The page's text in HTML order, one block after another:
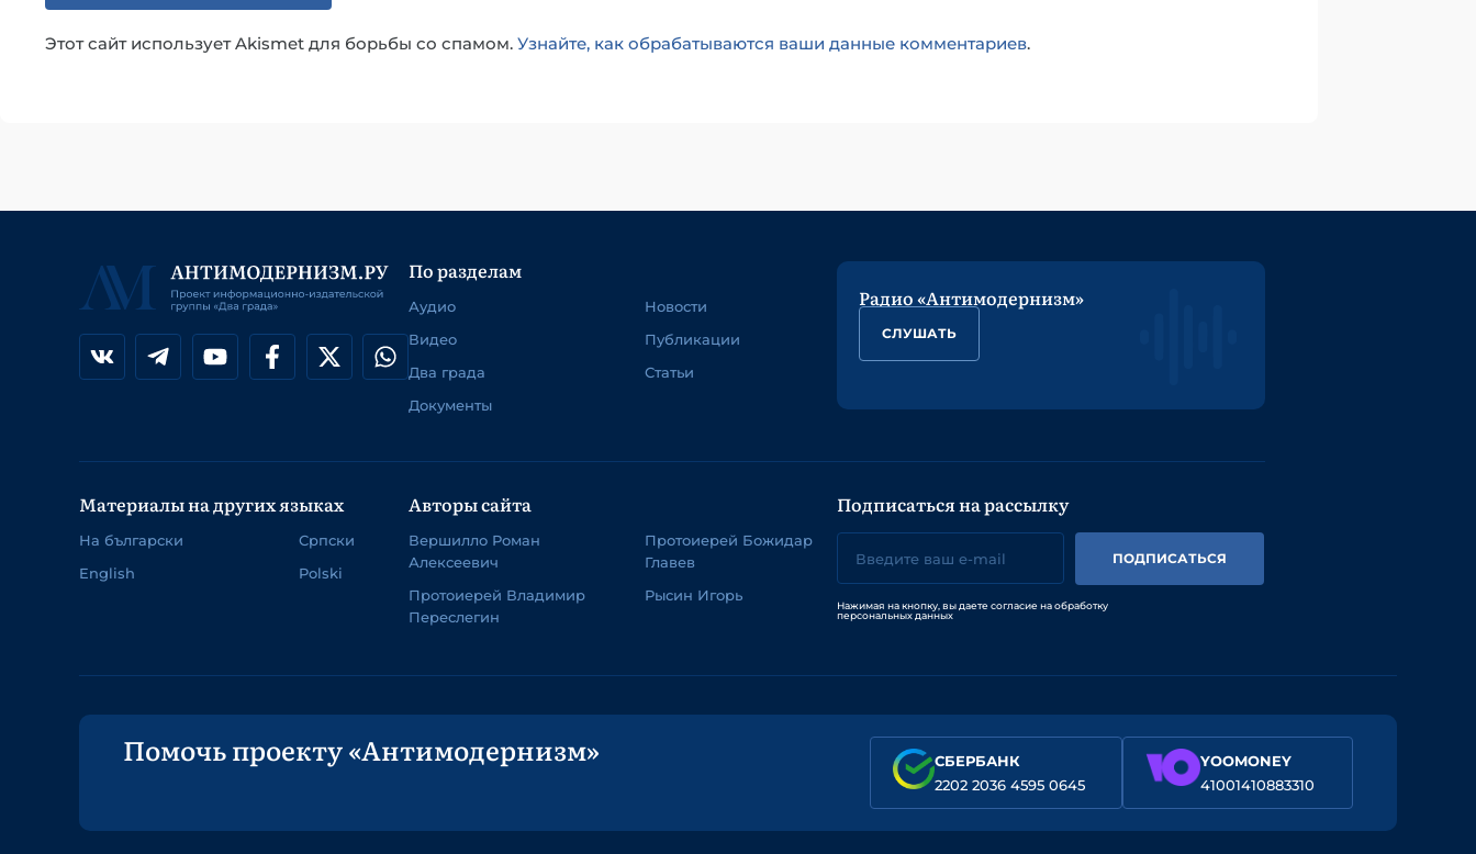
Этот сайт использует Akismet для борьбы со спамом. Узнайте, как обрабатываются ваши данные комментариев.
По разделам
Аудио
Видео
Два града
Документы
Новости
Публикации
Статьи
Радио «Антимодернизм»
СЛУШАТЬ
Материалы на других языках
На български
English
Српски
Polski
Авторы сайта
Вершилло Роман
Алексеевич
Протоиерей Владимир
Переслегин
Протоиерей Божидар
Главев
Рысин Игорь
Подписаться на рассылку
ПОДПИСАТЬСЯ
Нажимая на кнопку, вы даете согласие на обработку
персональных данных
Помочь проекту «Антимодернизм»
СБЕРБАНК
2202 2036 4595 0645
YOOMONEY
41001410883310